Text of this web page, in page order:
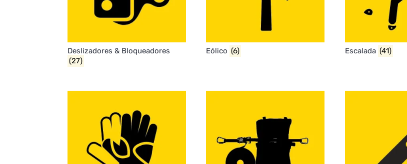
Deslizadores & Bloqueadores
(27)
Eólico (6) Escalada (41)